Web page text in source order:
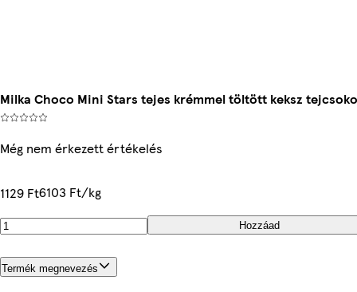
Milka Choco Mini Stars tejes krémmel töltött keksz
Még nem érkezett értékelés
1129 Ft6103 Ft/kg
Hozzáad
Termék megnevezés